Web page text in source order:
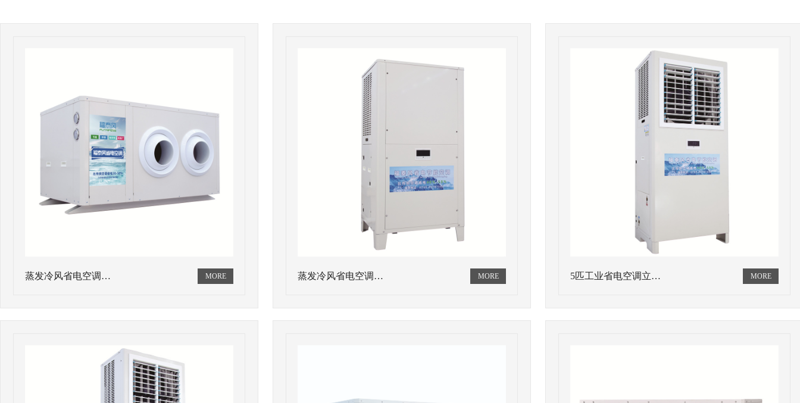
蒸发冷风省电空调… 蒸发冷风省电空调… 5匹工业省电空调立…